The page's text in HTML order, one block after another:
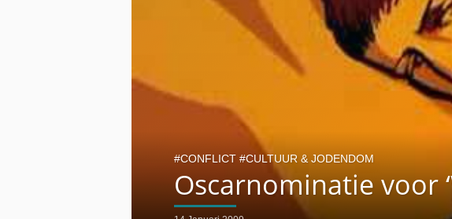
Oscarnominatie voor
CONFLICT CULTUUR & JODENDOM